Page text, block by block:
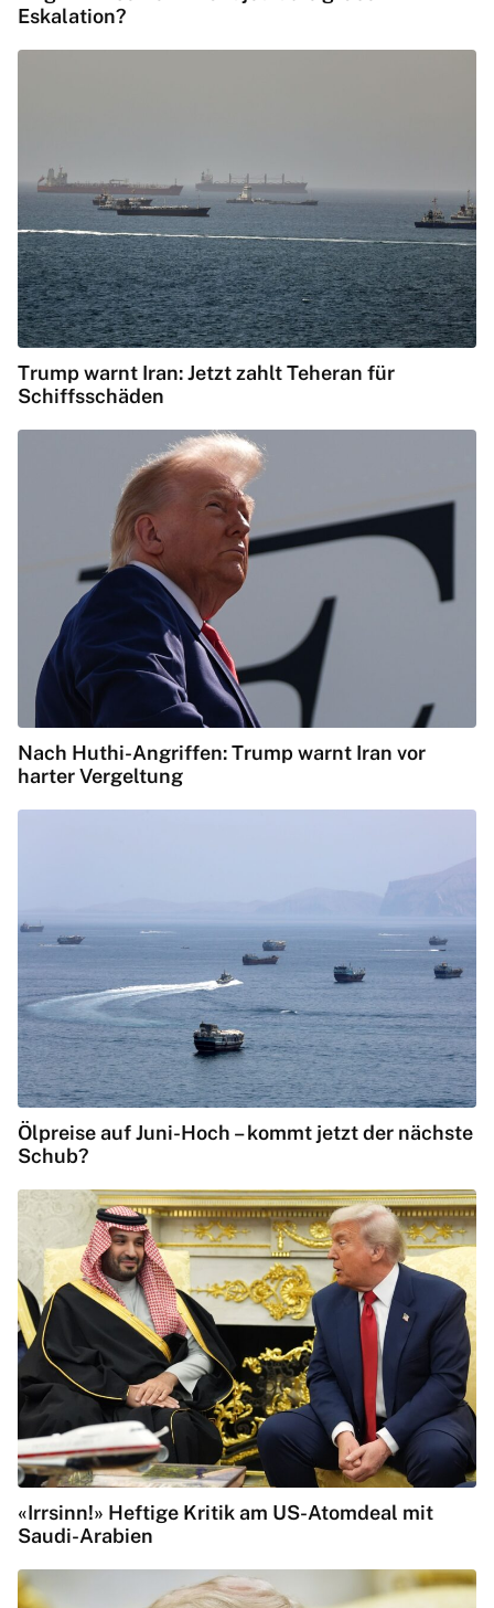
Eskalation?
Trump warnt Iran: Jetzt zahlt Teheran für
Schiffsschäden
Nach Huthi-Angriffen: Trump warnt Iran vor
harter Vergeltung
Ölpreise auf Juni-Hoch – kommt jetzt der nächste
Schub?
«Irrsinn!» Heftige Kritik am US-Atomdeal mit
Saudi-Arabien